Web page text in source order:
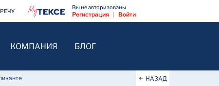
НАЗАД
КОМПАНИЯ БЛОГ
Вы не авторизованы
Регистрация Войти